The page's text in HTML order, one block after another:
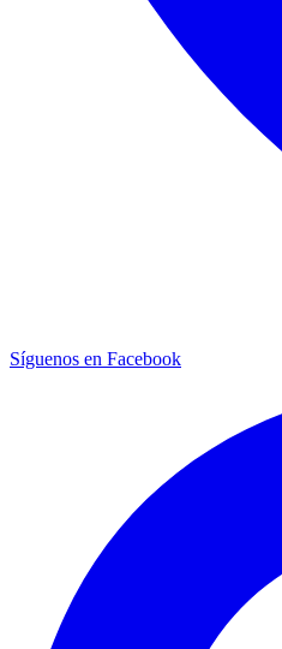
Síguenos en Facebook